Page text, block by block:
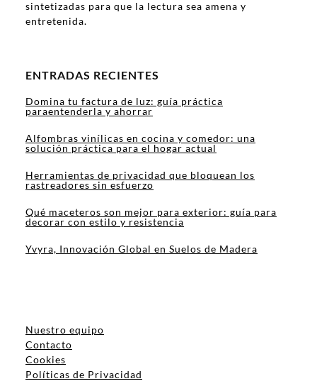
sintetizadas para que la lectura sea amena y
entretenida.
ENTRADAS RECIENTES
Domina tu factura de luz: guía práctica
paraentenderla y ahorrar
Alfombras vinílicas en cocina y comedor: una
solución práctica para el hogar actual
Herramientas de privacidad que bloquean los
rastreadores sin esfuerzo
Qué maceteros son mejor para exterior: guía para
decorar con estilo y resistencia
Yvyra, Innovación Global en Suelos de Madera
Nuestro equipo
Contacto
Cookies
Políticas de Privacidad